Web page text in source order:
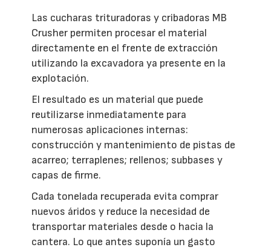
Las cucharas trituradoras y cribadoras MB
Crusher permiten procesar el material
directamente en el frente de extracción
utilizando la excavadora ya presente en la
explotación.
El resultado es un material que puede
reutilizarse inmediatamente para
numerosas aplicaciones internas:
construcción y mantenimiento de pistas de
acarreo; terraplenes; rellenos; subbases y
capas de firme.
Cada tonelada recuperada evita comprar
nuevos áridos y reduce la necesidad de
transportar materiales desde o hacia la
cantera. Lo que antes suponía un gasto